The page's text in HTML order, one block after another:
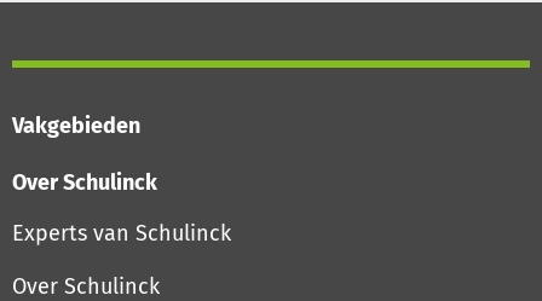
Vakgebieden
Over Schulinck
Experts van Schulinck
Over Schulinck